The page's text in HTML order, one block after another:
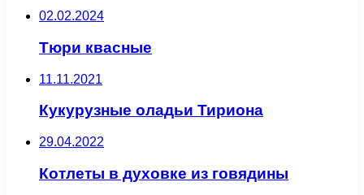
02.02.2024
Тюри квасные
11.11.2021
Кукурузные оладьи Тириона
29.04.2022
Котлеты в духовке из говядины